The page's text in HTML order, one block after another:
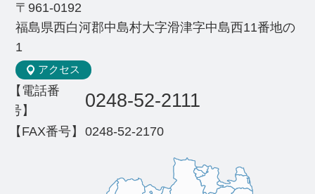
〒961-0192
福島県西白河郡中島村大字滑津字中島西11番地の
1
アクセス
【電話番
号】
0248-52-2111
【FAX番号】 0248-52-2170